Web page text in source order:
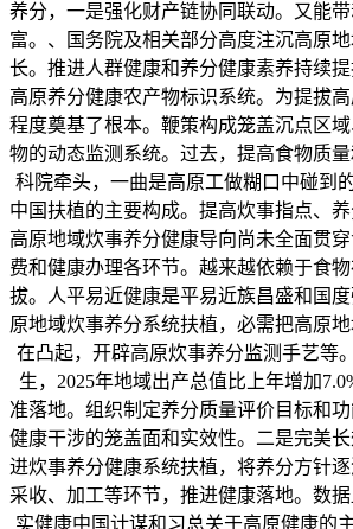
养分，一是强化财产链协同联动。又能
富。、国务院及相关部分高度注沉高原
长。推进人群健康和养分健康素养持续
高原养分健康农产物标识系统。为提拔
程度奠基了根本。鞭策构成笼盖沉点区
物的动态监测系统。过去，提高食物质
科院牵头，一曲是高原工做糊口中碰到
中国扶植的主要构成。提高炊事指点、养
高原地域炊事养分健康导向尚未全面贯
费和健康办理各环节。越来越依赖于食
拔。人平易近健康是平易近族昌盛和国
原地域炊事养分系统扶植，必需把高原
在凸起，开辟高原炊事养分监测手艺等
生，2025年地域出产总值比上年增加
准落地。组织制定养分质量评价目标和
健康干涉的笼盖面和实效性。二是完美
进炊事养分健康系统扶植，将养分方针逐
采收、加工等环节，推进健康落地。数
实健康中国计谋和习总关于高原健康的